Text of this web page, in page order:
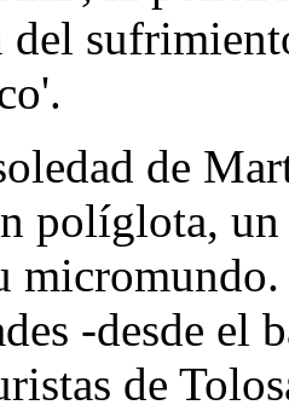
de
políglota,
-desde el
de